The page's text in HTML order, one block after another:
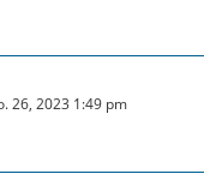
26, 2023 1:49 pm